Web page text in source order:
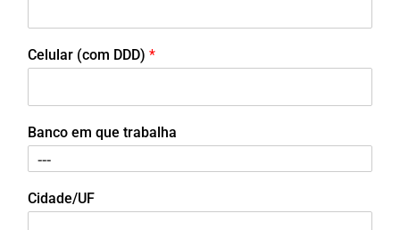
Celular (com DDD) *
Banco em que trabalha
Cidade/UF